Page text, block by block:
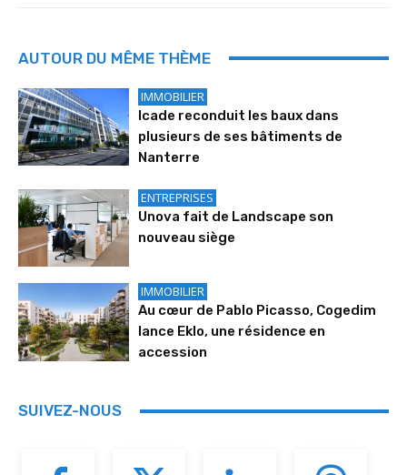
AUTOUR DU MÊME THÈME
IMMOBILIER
Icade reconduit les baux dans
plusieurs de ses bâtiments de
Nanterre
ENTREPRISES
Unova fait de Landscape son
nouveau siège
IMMOBILIER
Au cœur de Pablo Picasso, Cogedim
lance Eklo, une résidence en
accession
SUIVEZ-NOUS